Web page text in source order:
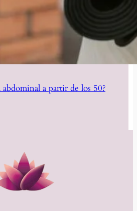
abdominal a partir de los 50?